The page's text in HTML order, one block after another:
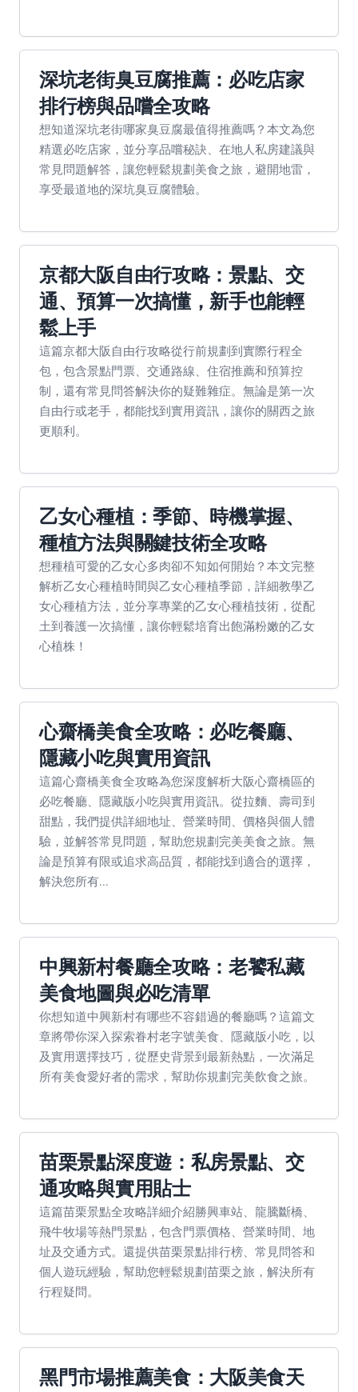
深坑老街臭豆腐推薦：必吃店家
排行榜與品嚐全攻略
想知道深坑老街哪家臭豆腐最值得推薦嗎？本文為您
精選必吃店家，並分享品嚐秘訣、在地人私房建議與
常見問題解答，讓您輕鬆規劃美食之旅，避開地雷，
享受最道地的深坑臭豆腐體驗。
京都大阪自由行攻略：景點、交
通、預算一次搞懂，新手也能輕
鬆上手
這篇京都大阪自由行攻略從行前規劃到實際行程全
包，包含景點門票、交通路線、住宿推薦和預算控
制，還有常見問答解決你的疑難雜症。無論是第一次
自由行或老手，都能找到實用資訊，讓你的關西之旅
更順利。
乙女心種植：季節、時機掌握、
種植方法與關鍵技術全攻略
想種植可愛的乙女心多肉卻不知如何開始？本文完整
解析乙女心種植時間與乙女心種植季節，詳細教學乙
女心種植方法，並分享專業的乙女心種植技術，從配
土到養護一次搞懂，讓你輕鬆培育出飽滿粉嫩的乙女
心植株！
心齋橋美食全攻略：必吃餐廳、
隱藏小吃與實用資訊
這篇心齋橋美食全攻略為您深度解析大阪心齋橋區的
必吃餐廳、隱藏版小吃與實用資訊。從拉麵、壽司到
甜點，我們提供詳細地址、營業時間、價格與個人體
驗，並解答常見問題，幫助您規劃完美美食之旅。無
論是預算有限或追求高品質，都能找到適合的選擇，
解決您所有...
中興新村餐廳全攻略：老饕私藏
美食地圖與必吃清單
你想知道中興新村有哪些不容錯過的餐廳嗎？這篇文
章將帶你深入探索眷村老字號美食、隱藏版小吃，以
及實用選擇技巧，從歷史背景到最新熱點，一次滿足
所有美食愛好者的需求，幫助你規劃完美飲食之旅。
苗栗景點深度遊：私房景點、交
通攻略與實用貼士
這篇苗栗景點全攻略詳細介紹勝興車站、龍騰斷橋、
飛牛牧場等熱門景點，包含門票價格、營業時間、地
址及交通方式。還提供苗栗景點排行榜、常見問答和
個人遊玩經驗，幫助您輕鬆規劃苗栗之旅，解決所有
行程疑問。
黑門市場推薦美食：大阪美食天